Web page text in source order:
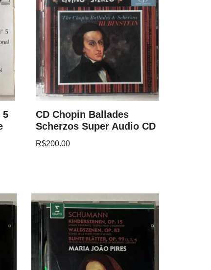
5
CD Chopin Ballades
Scherzos Super Audio CD
R$200.00